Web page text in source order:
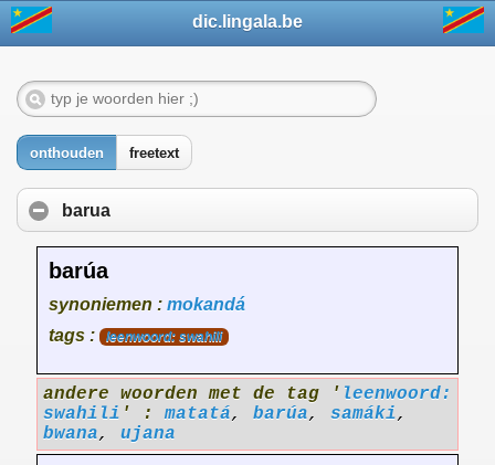
dic.lingala.be
onthouden freetext
barua
barúa
synoniemen : mokandá
tags :
leenwoord: swahili
andere woorden met de tag ' leenwoord:
swahili ' :matatá, barúa, samáki,
bwana, ujana